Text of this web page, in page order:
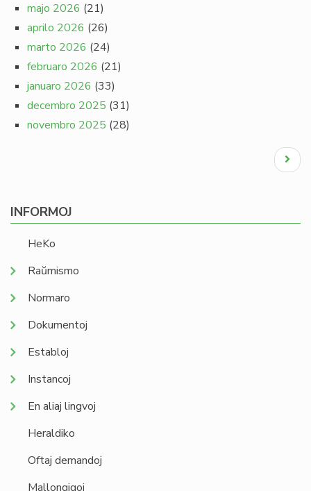
majo 2026 (21)
aprilo 2026 (26)
marto 2026 (24)
februaro 2026 (21)
januaro 2026 (33)
decembro 2025 (31)
novembro 2025 (28)
Next
page
INFORMOJ
HeKo
Raŭmismo
Normaro
Dokumentoj
Establoj
Instancoj
En aliaj lingvoj
Heraldiko
Oftaj demandoj
Mallongigoj